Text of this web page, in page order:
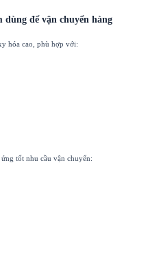
để vận chuyển hàng
hóa cao, phù hợp với:
tốt nhu cầu vận chuyển: